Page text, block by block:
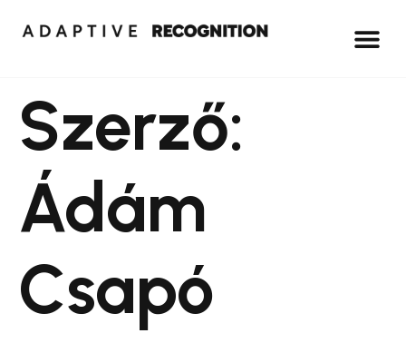
Szerző:
Ádám
Csapó